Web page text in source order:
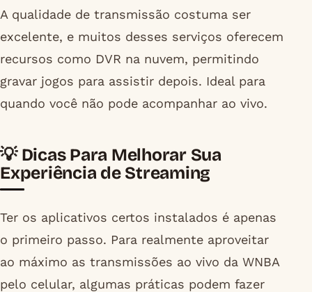
A qualidade de transmissão costuma ser
excelente, e muitos desses serviços oferecem
recursos como DVR na nuvem, permitindo
gravar jogos para assistir depois. Ideal para
quando você não pode acompanhar ao vivo.
💡 Dicas Para Melhorar Sua
Experiência de Streaming
Ter os aplicativos certos instalados é apenas
o primeiro passo. Para realmente aproveitar
ao máximo as transmissões ao vivo da WNBA
pelo celular, algumas práticas podem fazer